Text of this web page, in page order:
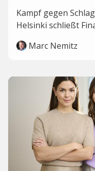
Kampf gegen
Helsinki schließt
Marc Nemitz